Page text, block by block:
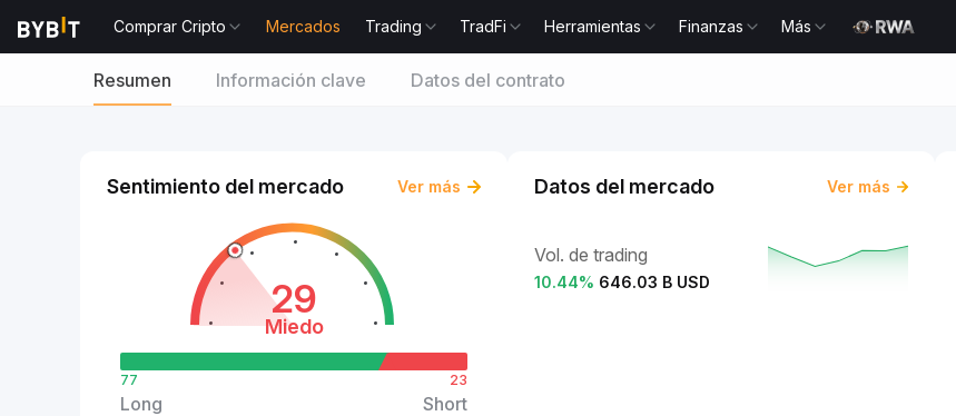
Comprar Cripto Mercados Trading TradFi Herramientas Finanzas Más
Resumen Información clave Datos del contrato
Sentimiento del mercado Ver más
29
Miedo
77
Long
23
Short
Datos del mercado Ver más
Vol. de trading
10.44% 646.03 B USD